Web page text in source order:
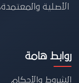
الأصلية
روابط هامة
الشروط والأحكام